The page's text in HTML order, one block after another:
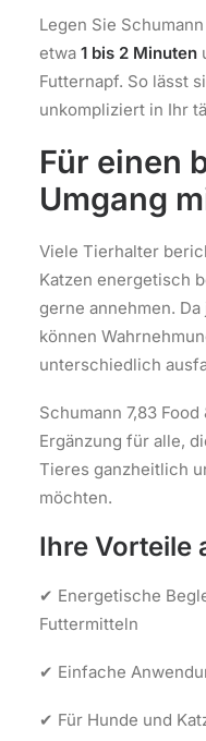
Legen Sie
etwa 1 bis 2 Minuten
Futternapf. So lässt
unkompliziert in Ihr
Für einen
Umgang
Viele Tierhalter
Katzen energetisch
gerne annehmen.
können
unterschiedlich
Schumann 7,83
Ergänzung für alle,
Tieres ganzheitlich
möchten.
Ihre Vorteile
✔ Energetische
Futtermitteln
✔ Einfache
✔ Für Hunde und